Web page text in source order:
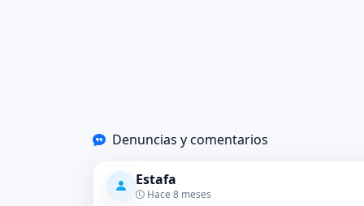
Denuncias y comentarios
Estafa
Hace 8 meses